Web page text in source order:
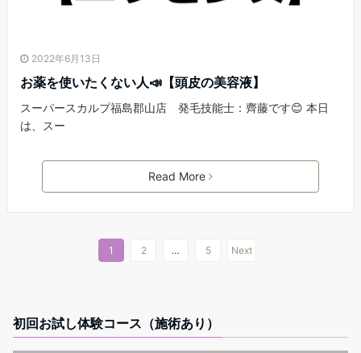
2022年6月13日
お薬を使いたくない人📣【頭皮の美容液】
スーパースカルプ福島郡山店 発毛技能士：齊藤です😊 本日
は、スー
Read More
1 2 … 5 Next
初回お試し体験コース（施術あり）